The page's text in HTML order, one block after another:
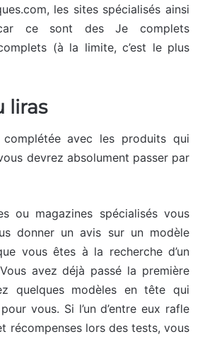
les sites spécialisés ainsi
ce sont des Je complets
(à la limite, c’est le plus
liras
avec les produits qui
devrez absolument passer par
ou magazines spécialisés vous
donner un avis sur un modèle
vous êtes à la recherche d’un
avez déjà passé la première
quelques modèles en tête qui
vous. Si l’un d’entre eux rafle
récompenses lors des tests, vous